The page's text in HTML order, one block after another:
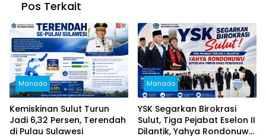
Pos Terkait
Manado
Kemiskinan Sulut Turun
Jadi 6,32 Persen, Terendah
di Pulau Sulawesi
Manado
YSK Segarkan Birokrasi
Sulut, Tiga Pejabat Eselon II
Dilantik, Yahya Rondonuwu